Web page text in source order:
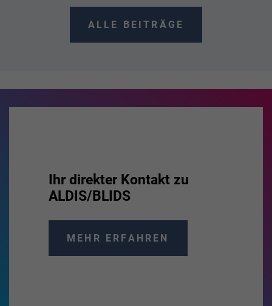
ALLE BEITRÄGE
Ihr direkter Kontakt zu
ALDIS/BLIDS
MEHR ERFAHREN